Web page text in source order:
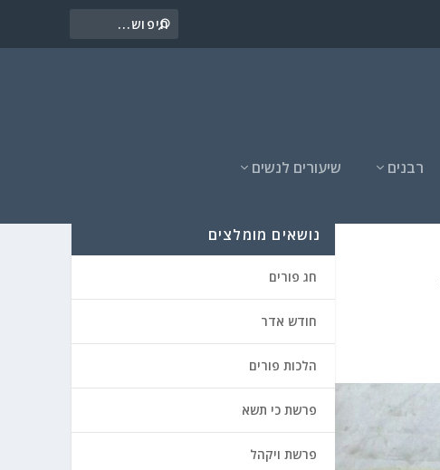
רבנים שיעורים לנשים
נושאים מומלצים
חג פורים
חודש אדר
הלכות פורים
פרשת כי תשא
פרשת ויקהל